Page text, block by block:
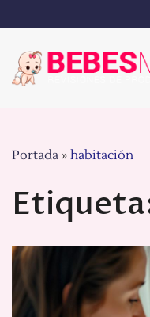
al
contenido
Portada » habitación